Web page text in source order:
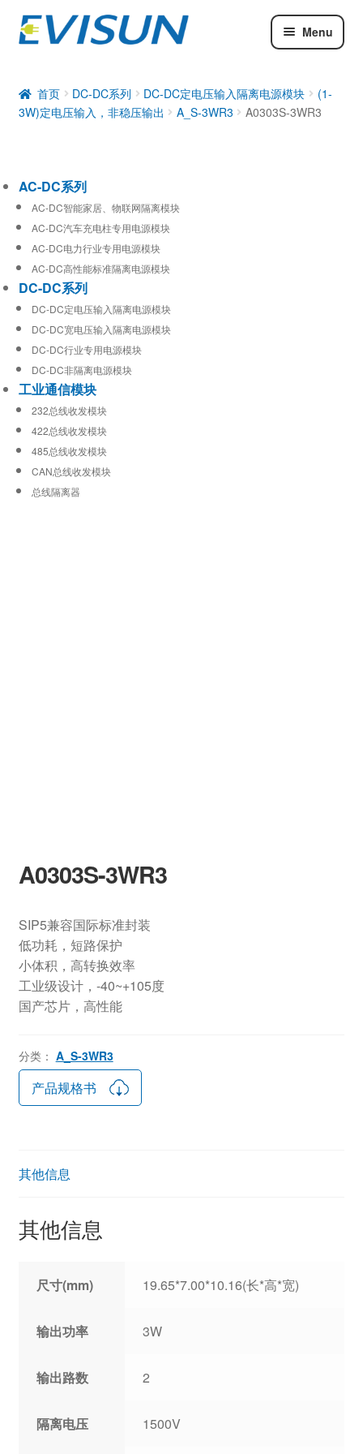
Menu
DC-DC系列
工业通信模块
首页 DC-DC系列 DC-DC定电压输入隔离电源模块
(1-
3W)定电压输入，非稳压输出
A_S-3WR3 A0303S-3WR3
A0303S-3WR3
SIP5兼容国际标准封装
低功耗，短路保护
小体积，高转换效率
工业级设计，-40~+105度
国产芯片，高性能
分类： A_S-3WR3
产品规格书
其他信息
其他信息
尺寸(mm) 19.65*7.00*10.16(长*高*宽)
输出功率 3W
输出路数 2
隔离电压 1500V
AC-DC系列
AC-DC智能家居、物联网隔离模块
AC-DC汽车充电柱专用电源模块
AC-DC电力行业专用电源模块
AC-DC高性能标准隔离电源模块
DC-DC系列
DC-DC定电压输入隔离电源模块
DC-DC宽电压输入隔离电源模块
DC-DC行业专用电源模块
DC-DC非隔离电源模块
工业通信模块
232总线收发模块
422总线收发模块
485总线收发模块
CAN总线收发模块
总线隔离器